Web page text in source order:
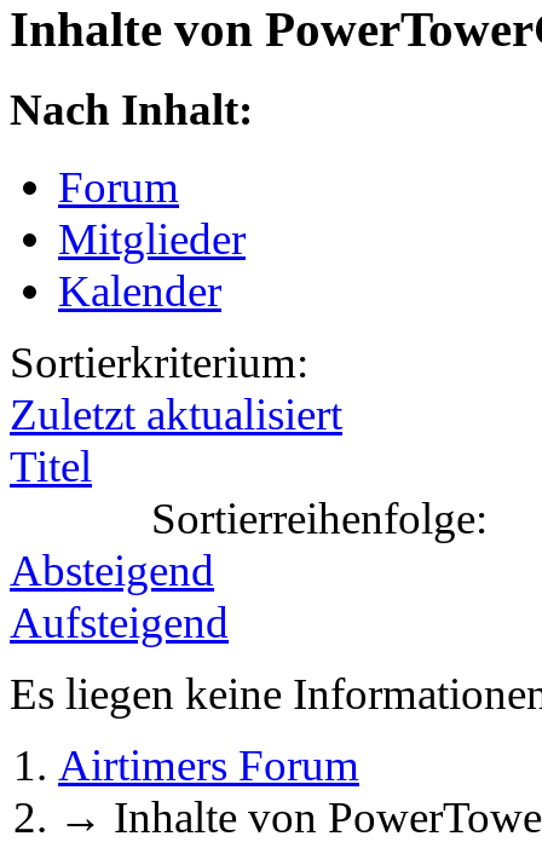
Inhalte von
Nach Inhalt:
Forum
Mitglieder
Kalender
Sortierkriterium:
Zuletzt aktualisiert
Titel
Sortierreihenfolge:
Absteigend
Aufsteigend
Es liegen keine
Airtimers Forum
→ Inhalte von